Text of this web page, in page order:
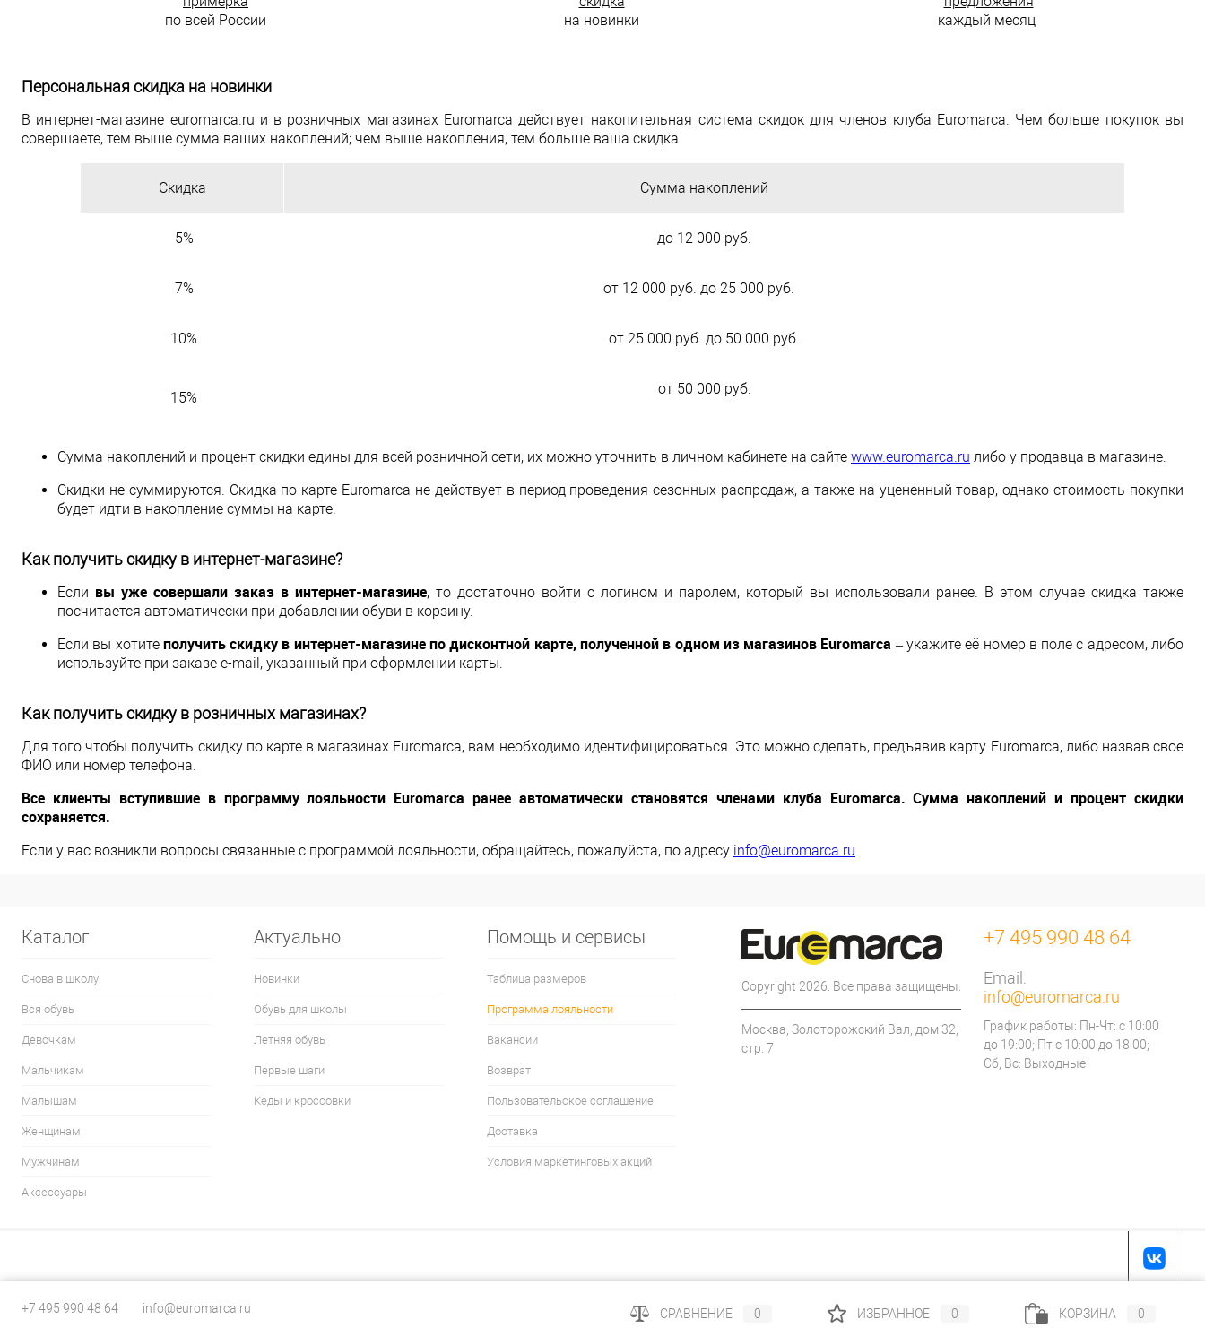
по всей России
на новинки
каждый месяц
Персональная скидка на новинки
В интернет-магазине euromarca.ru и в розничных магазинах Euromarca действует накопительная система скидок для членов клуба Euromarca. Чем больше покупок вы
совершаете, тем выше сумма ваших накоплений; чем выше накопления, тем больше ваша скидка.
Скидка Сумма накоплений
5% до 12 000 руб.
7% от 12 000 руб. до 25 000 руб.
10% от 25 000 руб. до 50 000 руб.
15%
от 50 000 руб.
Сумма накоплений и процент скидки едины для всей розничной сети, их можно уточнить в личном кабинете на сайте www.euromarca.ru либо у продавца в магазине.
Скидки не суммируются. Скидка по карте Euromarca не действует в период проведения сезонных распродаж, а также на уцененный товар, однако стоимость покупки
будет идти в накопление суммы на карте.
Как получить скидку в интернет-магазине?
Если вы уже совершали заказ в интернет-магазине, то достаточно войти с логином и паролем, который вы использовали ранее. В этом случае скидка также
посчитается автоматически при добавлении обуви в корзину.
Если вы хотите получить скидку в интернет-магазине по дисконтной карте, полученной в одном из магазинов Euromarca – укажите её номер в поле с адресом, либо
используйте при заказе e-mail, указанный при оформлении карты.
Как получить скидку в розничных магазинах?
Для того чтобы получить скидку по карте в магазинах Euromarca, вам необходимо идентифицироваться. Это можно сделать, предъявив карту Euromarca, либо назвав свое
ФИО или номер телефона.
Все клиенты вступившие в программу лояльности Euromarca ранее автоматически становятся членами клуба Euromarca. Сумма накоплений и процент скидки
сохраняется.
Если у вас возникли вопросы связанные с программой лояльности, обращайтесь, пожалуйста, по адресу info@euromarca.ru
Каталог
Снова в школу!
Вся обувь
Девочкам
Мальчикам
Малышам
Женщинам
Мужчинам
Аксессуары
Актуально
Новинки
Обувь для школы
Летняя обувь
Первые шаги
Кеды и кроссовки
Помощь и сервисы
Таблица размеров
Программа лояльности
Вакансии
Возврат
Пользовательское соглашение
Доставка
Условия маркетинговых акций
Copyright 2026. Все права защищены.
Москва, Золоторожский Вал, дом 32,
стр. 7
+7 495 990 48 64
Email:
info@euromarca.ru
График работы: Пн-Чт: с 10:00
до 19:00; Пт с 10:00 до 18:00;
Сб, Вс: Выходные
+7 495 990 48 64 info@euromarca.ru СРАВНЕНИЕ 0 ИЗБРАННОЕ 0 КОРЗИНА 0